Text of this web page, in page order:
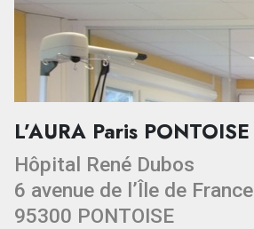
L’AURA Paris PONTOISE
Hôpital René Dubos
6 avenue de l’Île de France
95300 PONTOISE